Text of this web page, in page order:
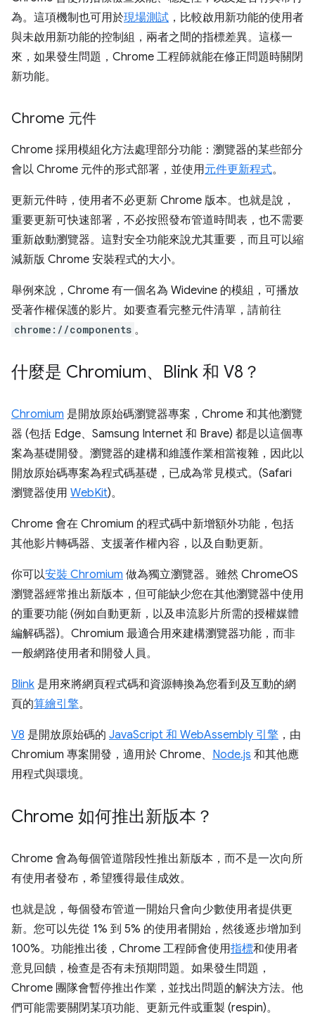
為。這項機制也可用於現場測試 ，比較啟用新功能的使用者
與未啟用新功能的控制組，兩者之間的指標差異。這樣一
來，如果發生問題，Chrome 工程師就能在修正問題時關閉
新功能。
Chrome 元件
Chrome 採用模組化方法處理部分功能：瀏覽器的某些部分
會以 Chrome 元件的形式部署，並使用元件更新程式。
更新元件時，使用者不必更新 Chrome 版本。也就是說，
重要更新可快速部署，不必按照發布管道時間表，也不需要
重新啟動瀏覽器。這對安全功能來說尤其重要，而且可以縮
減新版 Chrome 安裝程式的大小。
舉例來說，Chrome 有一個名為 Widevine 的模組，可播放
受著作權保護的影片。如要查看完整元件清單，請前往
chrome://components 。
什麼是 Chromium、Blink 和 V8？
Chromium 是開放原始碼瀏覽器專案，Chrome 和其他瀏覽
器 (包括 Edge、Samsung Internet 和 Brave) 都是以這個專
案為基礎開發。瀏覽器的建構和維護作業相當複雜，因此以
開放原始碼專案為程式碼基礎，已成為常見模式。(Safari
瀏覽器使用 WebKit)。
Chrome 會在 Chromium 的程式碼中新增額外功能，包括
其他影片轉碼器、支援著作權內容，以及自動更新。
你可以安裝 Chromium 做為獨立瀏覽器。雖然 ChromeOS
瀏覽器經常推出新版本，但可能缺少您在其他瀏覽器中使用
的重要功能 (例如自動更新，以及串流影片所需的授權媒體
編解碼器)。Chromium 最適合用來建構瀏覽器功能，而非
一般網路使用者和開發人員。
Blink 是用來將網頁程式碼和資源轉換為您看到及互動的網
頁的算繪引擎。
V8 是開放原始碼的 JavaScript 和 WebAssembly 引擎 ，由
Chromium 專案開發，適用於 Chrome、 Node.js 和其他應
用程式與環境。
Chrome 如何推出新版本？
Chrome 會為每個管道階段性推出新版本，而不是一次向所
有使用者發布，希望獲得最佳成效。
也就是說，每個發布管道一開始只會向少數使用者提供更
新。您可以先從 1% 到 5% 的使用者開始，然後逐步增加到
100%。功能推出後，Chrome 工程師會使用指標和使用者
意見回饋，檢查是否有未預期問題。如果發生問題，
Chrome 團隊會暫停推出作業，並找出問題的解決方法。他
們可能需要關閉某項功能、更新元件或重製 (respin)。